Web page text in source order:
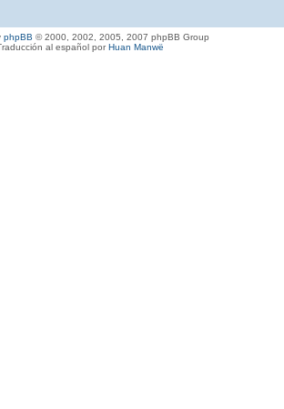
phpBB © 2000, 2002, 2005, 2007 phpBB Group
al español porHuan Manwë